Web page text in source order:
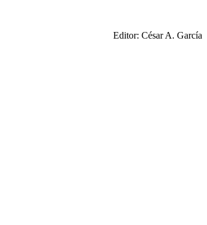
Editor: César A. García